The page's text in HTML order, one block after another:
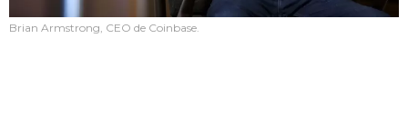
Brian Armstrong, CEO de Coinbase.